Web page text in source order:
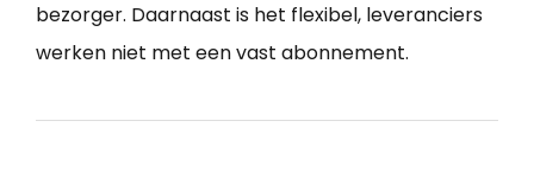
bezorger. Daarnaast is het flexibel, leveranciers
werken niet met een vast abonnement.